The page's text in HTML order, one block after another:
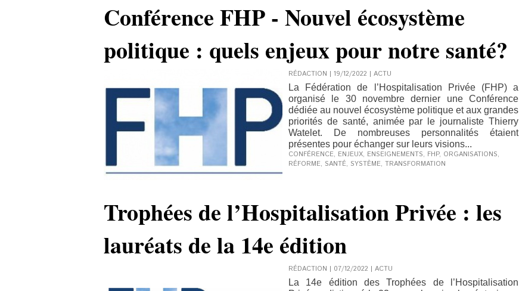
Conférence FHP - Nouvel écosystème
politique : quels enjeux pour notre santé?
RÉDACTION | 19/12/2022 | ACTU
La Fédération de l’Hospitalisation Privée (FHP) a
organisé le 30 novembre dernier une Conférence
dédiée au nouvel écosystème politique et aux grandes
priorités de santé, animée par le journaliste Thierry
Watelet. De nombreuses personnalités étaient
présentes pour échanger sur leurs visions...
CONFÉRENCE, ENJEUX, ENSEIGNEMENTS, FHP, ORGANISATIONS,
RÉFORME, SANTÉ, SYSTÈME, TRANSFORMATION
Trophées de l’Hospitalisation Privée : les
lauréats de la 14e édition
RÉDACTION | 07/12/2022 | ACTU
La 14e édition des Trophées de l’Hospitalisation